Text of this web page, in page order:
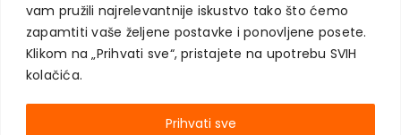
vam pružili najrelevantnije iskustvo tako što ćemo
zapamtiti vaše željene postavke i ponovljene posete.
Klikom na „Prihvati sve“, pristajete na upotrebu SVIH
kolačića.
Prihvati sve
ABOUT US BOOKS MY ACCOUNT CONTACT
TERMS OF PURCHASE
USER PRIVACY PROTECTION